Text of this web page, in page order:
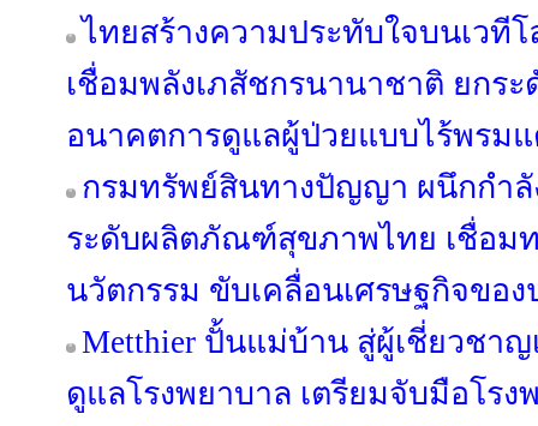
ไทยสร้างความประทับใจบนเวทีโ
เชื่อมพลังเภสัชกรนานาชาติ ยกระ
อนาคตการดูแลผู้ป่วยแบบไร้พรม
กรมทรัพย์สินทางปัญญา ผนึกกำลั
ระดับผลิตภัณฑ์สุขภาพไทย เชื่อม
นวัตกรรม ขับเคลื่อนเศรษฐกิจของ
Metthier ปั้นแม่บ้าน สู่ผู้เชี่ยวชาญ
ดูแลโรงพยาบาล เตรียมจับมือโร